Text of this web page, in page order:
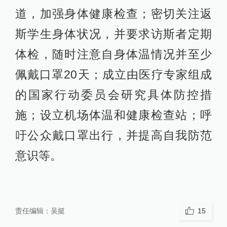
道，加强身体健康检查；密切关注返
斯学生身体状况，并要求访斯者定期
体检，随时注意自身体温情况并至少
佩戴口罩20天；成立由医疗专家组成
的国家行动委员会研究具体防控措
施；设立机场体温和健康检查站；呼
吁公众戴口罩出行，并提高自我防范
意识等。
责任编辑： 吴挺 15